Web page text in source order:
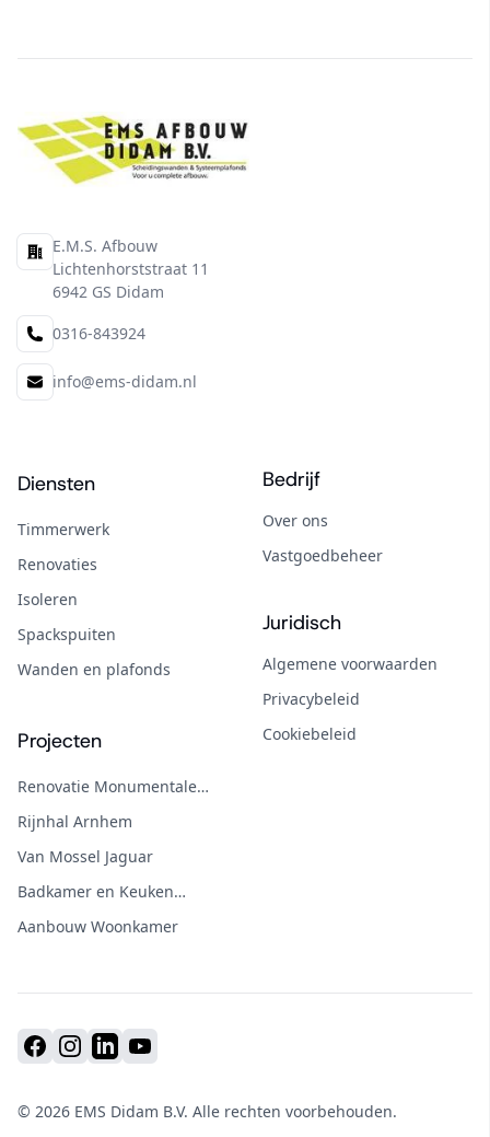
Adres
E.M.S. Afbouw
Lichtenhorststraat 11
6942 GS Didam
Telefoon
0316-843924
E-mail
info@ems-didam.nl
Diensten
Timmerwerk
Renovaties
Isoleren
Spackspuiten
Wanden en plafonds
Projecten
Renovatie Monumentale
Boerderij
Rijnhal Arnhem
Van Mossel Jaguar
Badkamer en Keuken
Renovatie
Aanbouw Woonkamer
Bedrijf
Over ons
Vastgoedbeheer
Juridisch
Algemene voorwaarden
Privacybeleid
Cookiebeleid
Facebook
Instagram
LinkedinYoutube
© 2026 EMS Didam B.V. Alle rechten voorbehouden.